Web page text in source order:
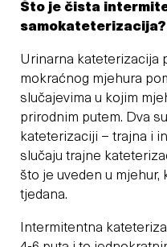
Što je čista
samokateterizacija?
Urinarna kateterizacija
mokraćnog mjehura
slučajevima u kojim
prirodnim putem. Dva
kateterizaciji – trajna i
slučaju trajne
što je uveden u mjehur,
tjedana.
Intermitentna